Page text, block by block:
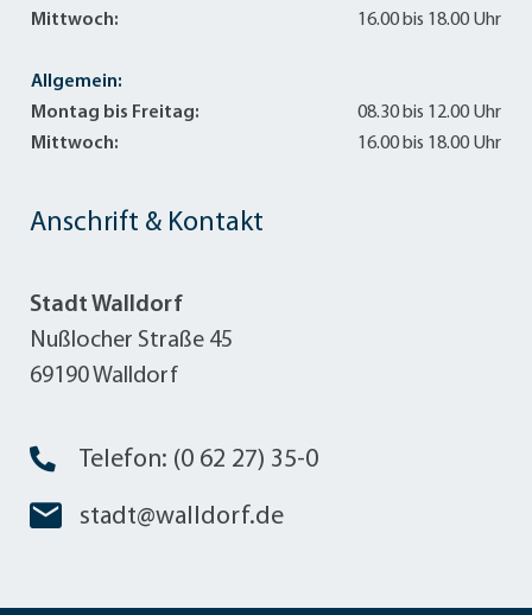
Anschrift & Kontakt
Stadt Walldorf
Nußlocher Straße 45
69190 Walldorf
Telefon: (0 62 27) 35-0
stadt@walldorf.de
Mittwoch:
16.00 bis 18.00 Uhr
Allgemein:
Montag bis Freitag:
08.30 bis 12.00 Uhr
Mittwoch:
16.00 bis 18.00 Uhr